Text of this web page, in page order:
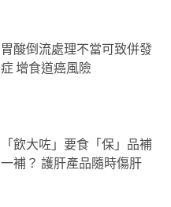
胃酸倒流處理不當可致併發
症 增食道癌風險
「飲大咗」要食「保」品補
一補？ 護肝產品隨時傷肝